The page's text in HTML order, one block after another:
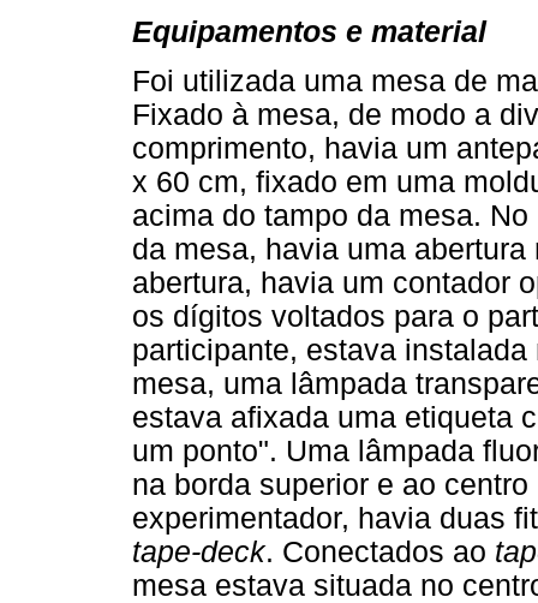
Equipamentos e material
Foi utilizada uma mesa de
Fixado à mesa, de modo a
comprimento, havia um
x 60 cm, fixado em uma
acima do tampo da mesa.
da mesa, havia uma
abertura, havia um contador
os dígitos voltados para o
participante, estava
mesa, uma lâmpada
estava afixada uma etiqueta
um ponto". Uma lâmpada
na borda superior e ao
experimentador, havia duas
tape-deck. Conectados ao
mesa estava situada no